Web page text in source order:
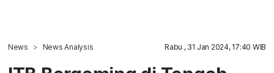
News News Analysis Rabu , 31 Jan 2024, 17:40 WIB